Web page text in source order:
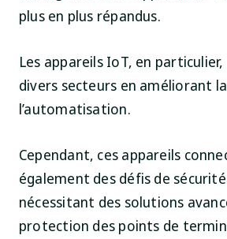
plus en plus répandus.
Les appareils IoT, en
divers secteurs en améliorant
l’automatisation.
Cependant, ces appareils
également des défis de
nécessitant des solutions
protection des points de